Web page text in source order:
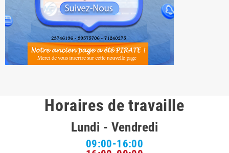
Horaires de travaille
Lundi - Vendredi
09:00-16:00